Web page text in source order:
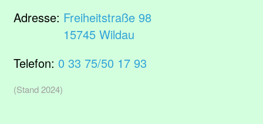
Adresse: Freiheitstraße 98
15745 Wildau
Telefon: 0 33 75/50 17 93
(Stand 2024)